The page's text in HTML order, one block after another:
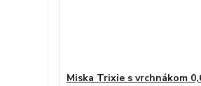
Miska Trixie s vrchnákom